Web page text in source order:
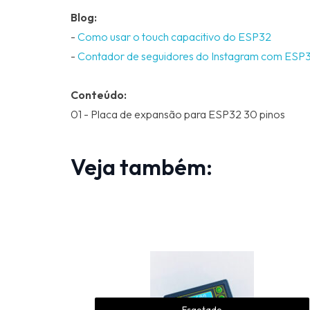
Blog:
- Como usar o touch capacitivo do ESP32
- Contador de seguidores do Instagram com
Conteúdo:
01 - Placa de expansão para ESP32 30 pinos
Veja também: